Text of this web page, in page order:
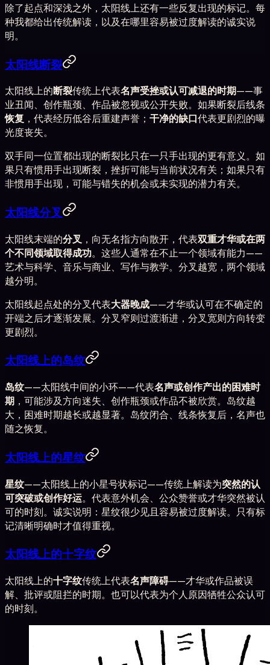
除了起点和深浅之外，太阳线上还有一些反复出现的标记。每
种我都给出传统解读，以及在哪里容易被过度解读的诚实说
明。
太阳线断裂
太阳线上的断裂传统上代表名声受挫或认可减退的时期——事
业丑闻、创作瓶颈、作品被忽视或公开失败。如果断裂后线条
恢复 ，代表经历低谷后重建声誉； 干净的缺口代表更剧烈的曝
光度丧失。
双手同一位置都出现的断裂比只在一只手出现的更有意义。如
果只有惯用手出现断裂，挫折可能与当前状况有关；如果只有
非惯用手出现，可能与错失的机会或未实现的潜力有关。
太阳线分叉
太阳线末端的分叉 ，向无名指方向散开，代表双重才华或在两
个不同领域取得成功。这些人通常在不止一个领域有能力——
艺术与科学、音乐与商业、写作与教学。分叉越宽，两个领域
越分明。
太阳线起点处的分叉代表大器晚成——才华或认可在不确定的
开端之后才逐渐发展。分叉窄则过渡渐进，分叉宽则方向转变
更剧烈。
太阳线上的岛纹
岛纹——太阳线中间的小环——代表名声或创作产出的困难时
期 ，可能涉及方向迷失、创作瓶颈或作品不被欣赏。岛纹越
大，困难时期越长或越显著。岛纹闭合、线条恢复后，名声也
随之恢复。
太阳线上的星纹
星纹——太阳线上的小星号状标记——传统上解读为突然的认
可突破或创作好运。代表意外机会、公众赞誉或才华突然被认
可的时刻。诚实说明：星纹很少见且容易被过度解读。只有标
记清晰明确时才值得重视。
太阳线上的十字纹
太阳线上的十字纹传统上代表名声障碍——才华或作品被误
解、批评或阻拦的时期。也可以代表为个人原因牺牲公众认可
的时刻。